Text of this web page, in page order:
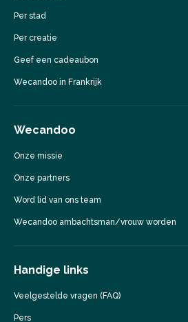
Per stad
Per creatie
Geef een cadeaubon
Wecandoo in Frankrijk
Wecandoo
Onze missie
Onze partners
Word lid van ons team
Wecandoo ambachtsman/vrouw worden
Handige links
Veelgestelde vragen (FAQ)
Pers